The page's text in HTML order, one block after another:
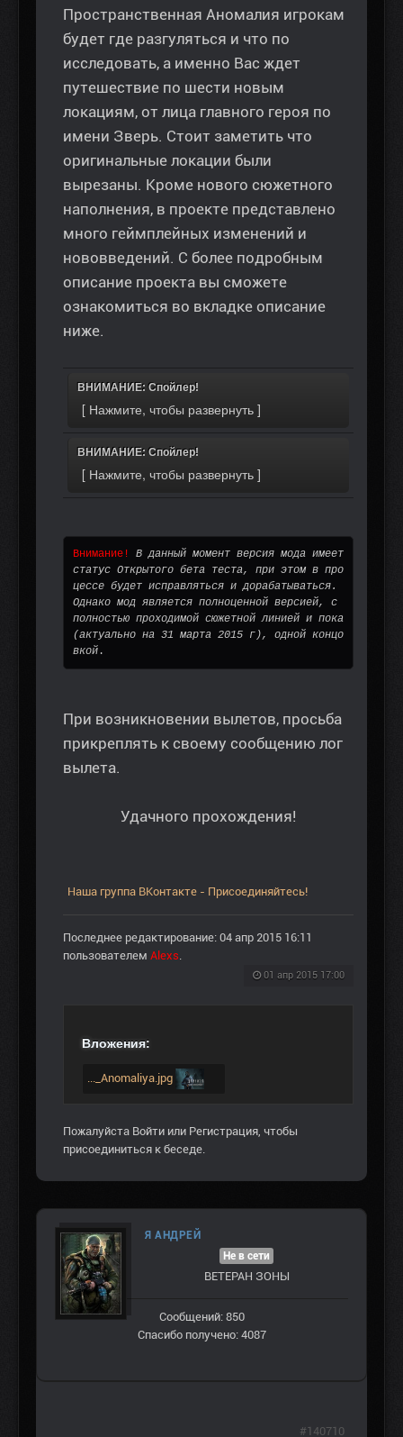
Пространственная Аномалия игрокам
будет где разгуляться и что по
исследовать, а именно Вас ждет
путешествие по шести новым
локациям, от лица главного героя по
имени Зверь. Стоит заметить что
оригинальные локации были
вырезаны. Кроме нового сюжетного
наполнения, в проекте представлено
много геймплейных изменений и
нововведений. С более подробным
описание проекта вы сможете
ознакомиться во вкладке описание
ниже.
ВНИМАНИЕ: Спойлер!
ВНИМАНИЕ: Спойлер!
Внимание!
В данный момент версия мода имеет
статус Открытого бета теста, при этом в про
цессе будет исправляться и дорабатываться.
Однако мод является полноценной версией, с
полностью проходимой сюжетной линией и пока
(актуально на 31 марта 2015 г), одной концо
вкой .
При возникновении вылетов, просьба
прикреплять к своему сообщению лог
вылета.
Удачного прохождения!
Наша группа ВКонтакте - Присоединяйтесь!
Последнее редактирование: 04 апр 2015 16:11
пользователем Alexs
01 апр 2015 17:00
Вложения:
..._Anomaliya.jpg
Пожалуйста Войти или Регистрация, чтобы
присоединиться к беседе.
Я АНДРЕЙ
Не в сети
ВЕТЕРАН ЗOНЫ
Сообщений: 850
Спасибо получено: 4087
#140710